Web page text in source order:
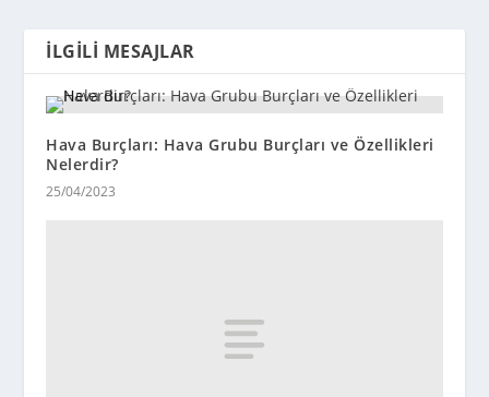
İLGILI MESAJLAR
Hava Burçları: Hava Grubu Burçları ve Özellikleri
Nelerdir?
25/04/2023